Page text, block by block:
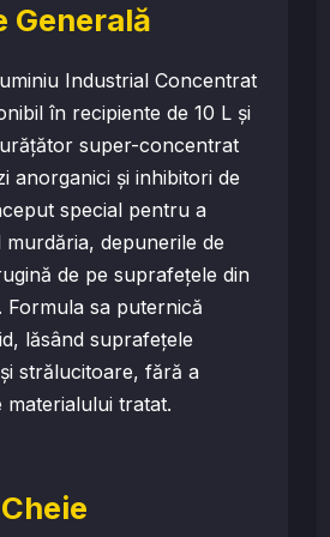
Generală
Industrial Concentrat
în recipiente de 10 L și
super-concentrat
anorganici și inhibitori de
special pentru a
depunerile de
de pe suprafețele din
Formula sa puternică
lăsând suprafețele
strălucitoare, fără a
tratat.